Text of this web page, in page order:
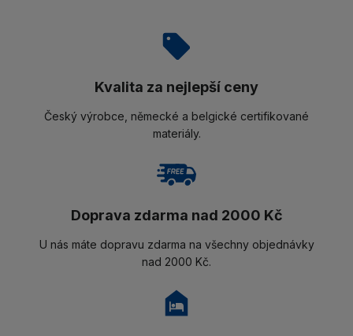
Kvalita za nejlepší ceny
Český výrobce, německé a belgické certifikované
materiály.
Doprava zdarma nad 2000 Kč
U nás máte dopravu zdarma na všechny objednávky
nad 2000 Kč.